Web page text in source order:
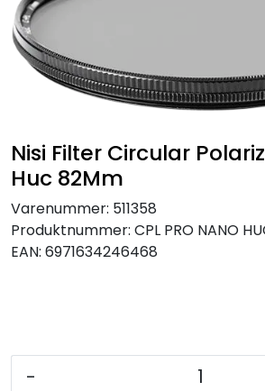
Nisi Filter Circular
Huc 82Mm
Varenummer: 511358
Produktnummer: CPL PRO NANO
EAN: 6971634246468
-
TILBEHØR
VAREMERKER
BRUKT
SAMTALEROM